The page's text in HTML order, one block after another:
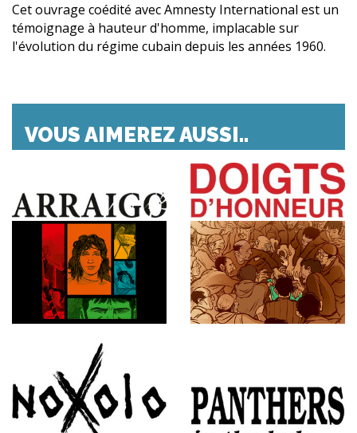
Cet ouvrage coédité avec Amnesty International est un
témoignage à hauteur d'homme, implacable sur
l'évolution du régime cubain depuis les années 1960.
VOUS AIMEREZ AUSSI..